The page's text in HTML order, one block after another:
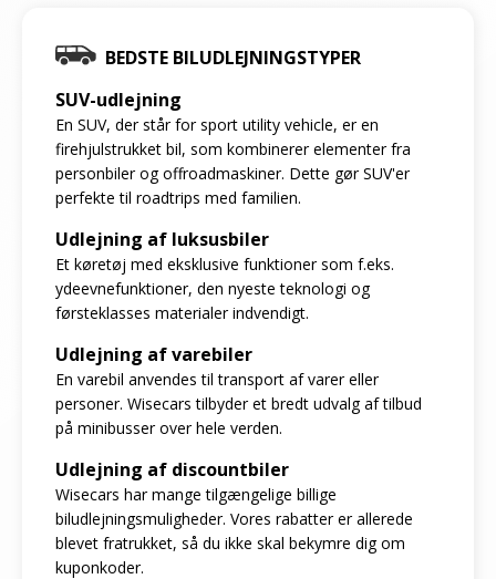
BEDSTE BILUDLEJNINGSTYPER
SUV-udlejning
En SUV, der står for sport utility vehicle, er en
firehjulstrukket bil, som kombinerer elementer fra
personbiler og offroadmaskiner. Dette gør SUV'er
perfekte til roadtrips med familien.
Udlejning af luksusbiler
Et køretøj med eksklusive funktioner som f.eks.
ydeevnefunktioner, den nyeste teknologi og
førsteklasses materialer indvendigt.
Udlejning af varebiler
En varebil anvendes til transport af varer eller
personer. Wisecars tilbyder et bredt udvalg af tilbud
på minibusser over hele verden.
Udlejning af discountbiler
Wisecars har mange tilgængelige billige
biludlejningsmuligheder. Vores rabatter er allerede
blevet fratrukket, så du ikke skal bekymre dig om
kuponkoder.